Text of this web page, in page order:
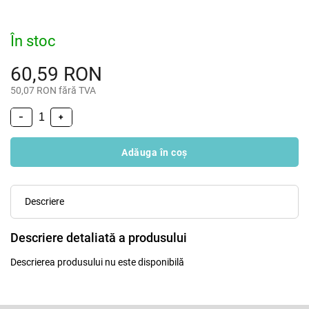
60,59 RON
50,07 RON fără TVA
În stoc
+
−
Adăuga în coş
Descriere
Descriere detaliată a produsului
Descrierea produsului nu este disponibilă